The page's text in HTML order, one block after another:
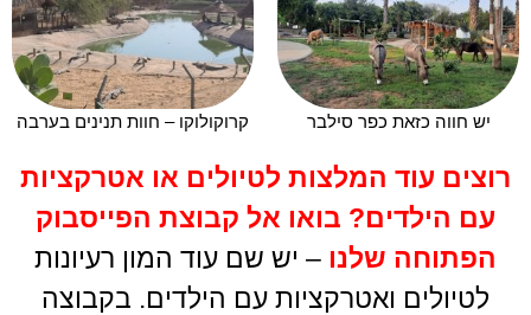
יש חווה כזאת כפר סילבר קרוקולוקו – חוות תנינים בערבה
רוצים עוד המלצות לטיולים או אטרקציות
עם הילדים? בואו אל קבוצת הפייסבוק
הפתוחה שלנו – יש שם עוד המון רעיונות
לטיולים ואטרקציות עם הילדים. בקבוצה